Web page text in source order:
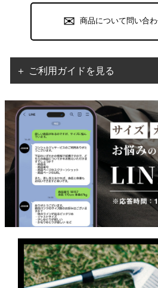
商品について問い合
＋ ご利用ガイドを見る